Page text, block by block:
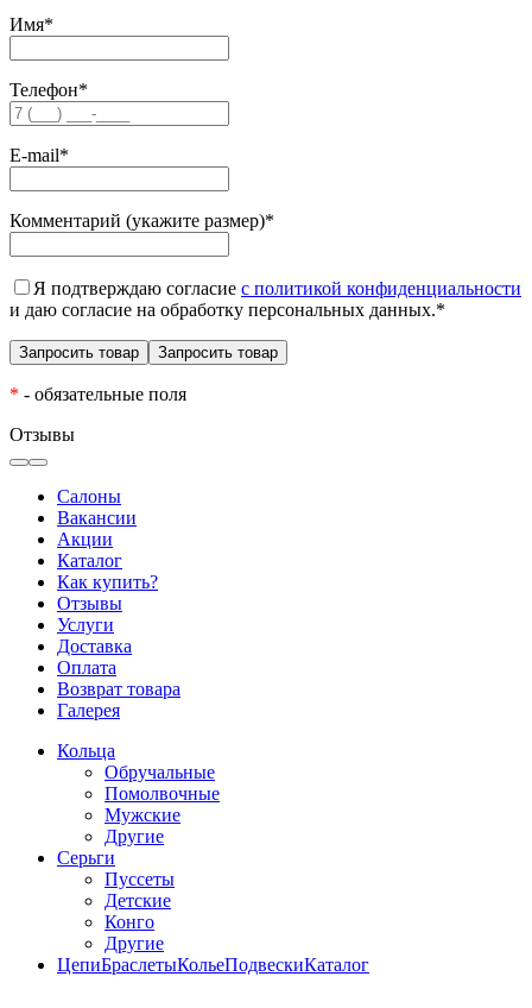
Имя*
Телефон*
E-mail*
Комментарий (укажите размер)*
Я подтверждаю согласие с политикой конфиденциальности
и даю согласие на обработку персональных данных.*
* - обязательные поля
Отзывы
Салоны
Вакансии
Акции
Каталог
Как купить?
Отзывы
Услуги
Доставка
Оплата
Возврат товара
Галерея
Кольца
Обручальные
Помолвочные
Мужские
Другие
Серьги
Пуссеты
Детские
Конго
Другие
ЦепиБраслетыКольеПодвескиКаталог